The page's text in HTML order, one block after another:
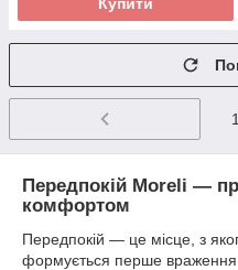
1
Передпокій Moreli —
комфортом
Передпокій — це місце, з
формується перше